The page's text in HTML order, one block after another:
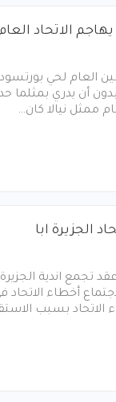
الاتحاد العام
العام لحي
أن يدري
ممثل نيالا كان…
الجزيرة ابا
تجمع اندية
أخطاء الاتحاد
بسبب